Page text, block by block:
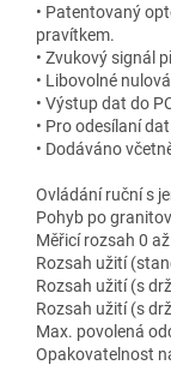
• Patentovaný
pravítkem.
• Zvukový signál
• Libovolné
• Výstup dat do
• Pro odesílaní
• Dodáváno
Ovládání ruční s
Pohyb po
Měřicí rozsah 0
Rozsah užití
Rozsah užití (s
Rozsah užití (s
Max. povolená
Opakovatelnost